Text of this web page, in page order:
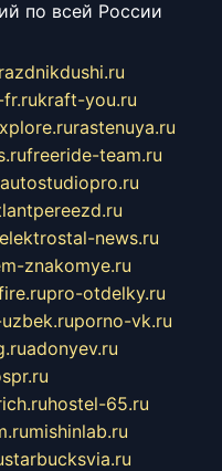
по всей России
kraft-you.ru
rastenuya.ru
freeride-team.ru
autostudiopro.ru
elektrostal-news.ru
znakomye.ru
pro-otdelky.ru
porno-vk.ru
adonyev.ru
hostel-65.ru
mishinlab.ru
starbucksvia.ru